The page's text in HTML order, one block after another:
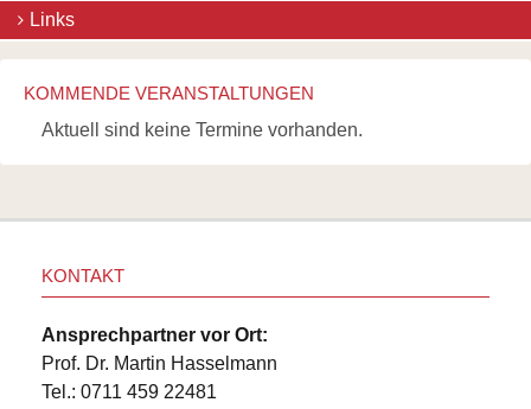
Links
KOMMENDE VERANSTALTUNGEN
Aktuell sind keine Termine vorhanden.
KONTAKT
Ansprechpartner vor Ort:
Prof. Dr. Martin Hasselmann
Tel.: 0711 459 22481